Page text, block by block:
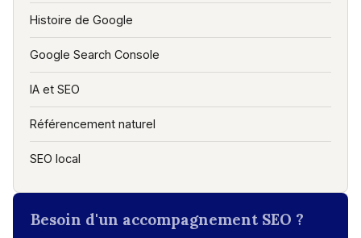
Histoire de Google
Google Search Console
IA et SEO
Référencement naturel
SEO local
Besoin d'un accompagnement SEO ?